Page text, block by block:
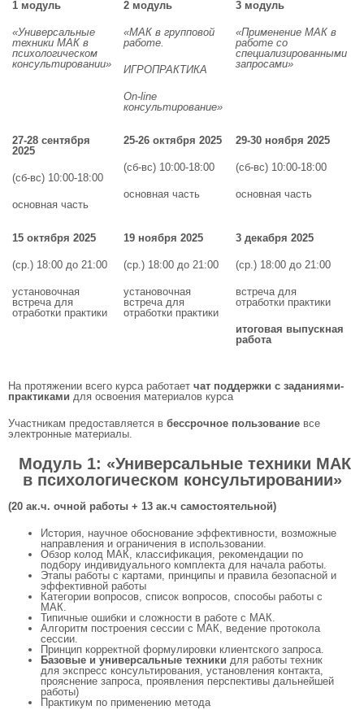
1 модуль
«Универсальные
техники МАК в
психологическом
консультировании»
2 модуль
«МАК в групповой
работе.
ИГРОПРАКТИКА
On-line
консультирование»
3 модуль
«Применение МАК в
работе со
специализированными
запросами»
27-28 сентября
2025
(сб-вс) 10:00-18:00
основная часть
25-26 октября 2025
(сб-вс) 10:00-18:00
основная часть
29-30 ноября 2025
(сб-вс) 10:00-18:00
основная часть
15 октября 2025
(ср.) 18:00 до 21:00
установочная
встреча для
отработки практики
19 ноября 2025
(ср.) 18:00 до 21:00
установочная
встреча для
отработки практики
3 декабря 2025
(ср.) 18:00 до 21:00
встреча для
отработки практики
итоговая выпускная
работа
На протяжении всего курса работает чат поддержки с заданиями-
практиками для освоения материалов курса
Участникам предоставляется в бессрочное пользование все
электронные материалы.
Модуль 1: «Универсальные техники МАК
в психологическом консультировании»
(20 ак.ч. очной работы + 13 ак.ч самостоятельной)
История, научное обоснование эффективности, возможные
направления и ограничения в использовании.
Обзор колод МАК, классификация, рекомендации по
подбору индивидуального комплекта для начала работы.
Этапы работы с картами, принципы и правила безопасной и
эффективной работы
Категории вопросов, список вопросов, способы работы с
МАК.
Типичные ошибки и сложности в работе с МАК.
Алгоритм построения сессии с МАК, ведение протокола
сессии.
Принцип корректной формулировки клиентского запроса.
Базовые и универсальные техники для работы техник
для экспресс консультирования, установления контакта,
прояснение запроса, проявления перспективы дальнейшей
работы)
Практикум по применению метода